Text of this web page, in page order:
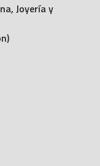
Joyería y